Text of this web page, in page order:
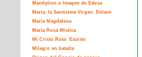
Mandylion o Imagen de Edesa
Maria, la Santisima Virgen. Enlace
María Magdalena
María Rosa Mistíca
Mi Cristo Roto: Escrito
Milagro en batalla